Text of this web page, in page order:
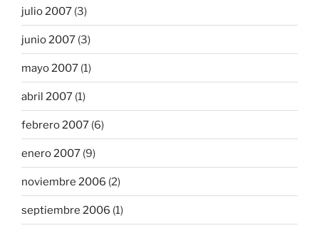
julio 2007 (3)
junio 2007 (3)
mayo 2007 (1)
abril 2007 (1)
febrero 2007 (6)
enero 2007 (9)
noviembre 2006 (2)
septiembre 2006 (1)